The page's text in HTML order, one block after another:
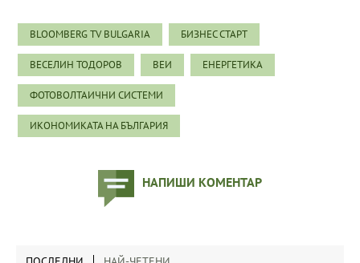
BLOOMBERG TV BULGARIA БИЗНЕС СТАРТ
ВЕСЕЛИН ТОДОРОВ ВЕИ ЕНЕРГЕТИКА
ФОТОВОЛТАИЧНИ СИСТЕМИ
ИКОНОМИКАТА НА БЪЛГАРИЯ
НАПИШИ КОМЕНТАР